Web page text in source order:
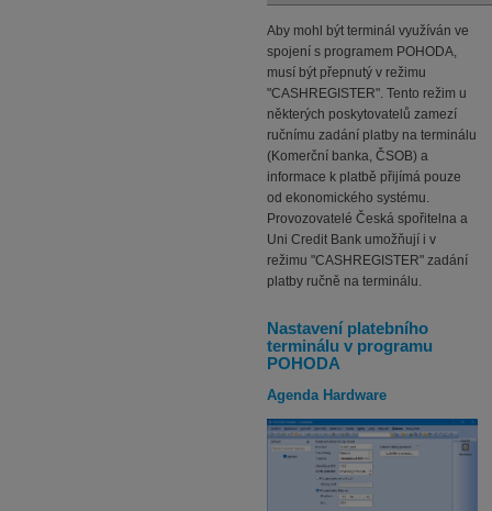
Aby mohl být terminál využíván ve
spojení s programem POHODA,
musí být přepnutý v režimu
"CASHREGISTER". Tento režim u
některých poskytovatelů zamezí
ručnímu zadání platby na terminálu
(Komerční banka, ČSOB) a
informace k platbě přijímá pouze
od ekonomického systému.
Provozovatelé Česká spořitelna a
Uni Credit Bank umožňují i v
režimu "CASHREGISTER" zadání
platby ručně na terminálu.
Nastavení platebního
terminálu v programu
POHODA
Agenda Hardware